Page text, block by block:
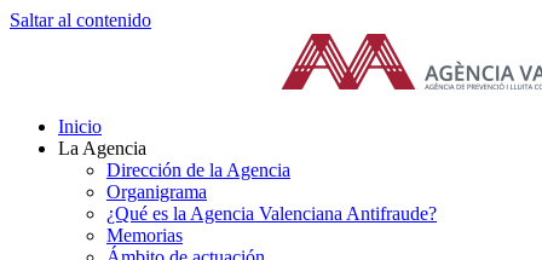
Saltar al contenido
Inicio
La Agencia
Dirección de la Agencia
Organigrama
¿Qué es la Agencia Valenciana Antifraude?
Memorias